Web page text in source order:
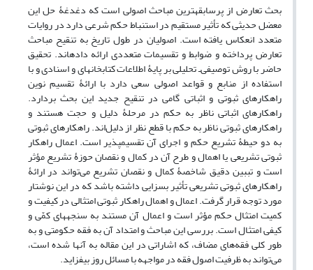
بحث تعارض از پرسابقه‏ترین مباحث اصولی است که دغدغۀ حل این
معضل حدیثی که تأثیر مستقیم در استنباط حکم شرعی دارد در روایات
متعدد انعکاس یافته است. اصولیان در طول تاریخ به تنقیح مباحث
تعارض پرداخته و ضوابط و تقسیمات متعددی ارائه داده‏اند. تحقیق
حاضر با روش توصیفی‌‌ـ تحلیلی بر پایۀ اطلاعات کتابخانه‏ای و اسنادی و با
استفاده از منابع و قواعد اصولی سعی دارد با ارائۀ تقسیم نوین
راهکارهای ثبوتی و اثباتی گامی در تنقیح جدید این بحث بردارد.
راهکارهای اثباتی ناظر به حکم در مرحلۀ دلیل و حجت هستند و
راهکارهای ثبوتی ناظر به حکم با قطع نظر از دلیل‌اند. راهکارهای ثبوتی
به دو حیطۀ تشریع حکم و اجرای آن تقسیم‏پذیر است. اعمال راهکار
ثبوتی تشریعی یا اهمال و طرح آن در کمال و نقصان حوزۀ تشریع مؤثر
است و تببین دقیق شاخصۀ کمال و نقصان تشریع می‌تواند در ارائۀ
راهکارهای ثبوتی تشریعی تأثیر بسزایی داشته باشد که در این نوشتار
مورد توجه قرار گرفت. اعمال و اهمال راهکار ثبوتی امتثالی در کیفیت و
کمیت امتثال حکم مؤثر است و اعمال آن مستند به سنجه‏های کمّی و
کیفی امتثال است. بررسی این مباحث و امتداد آن به فقه حکومتی و به
طور کلی فقه‌های مضاف، که اشاراتی در این مقاله به آن‏ها شده است،
می‌تواند به ظرفیت اصول فقه در مواجهه با مسائل روز بیفزاید.